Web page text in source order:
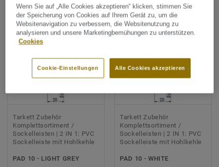
Tarkett Zubehör
Komplettsortiment /
Sockelleisten | 2 IN 1: PVC
Sockelleiste mit Hohlkehle
PAD 10 - LIGHT GREY
Tarkett Zubehör
Komplettsortiment /
Sockelleisten | 2 IN 1: PVC
Sockelleiste mit Hohlkehle
PAD 10 - WHITE
Wenn Sie auf „Alle Cookies akzeptieren“ klicken, stimmen Sie
der Speicherung von Cookies auf Ihrem Gerät zu, um die
Websitenavigation zu verbessern, die Websitenutzung zu
analysieren und unsere Marketingbemühungen zu unterstützen.
Cookies
Alle Cookies akzeptieren
Cookie-Einstellungen